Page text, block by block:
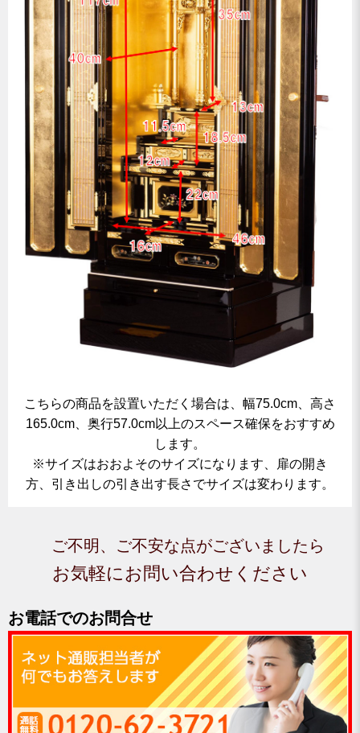
こちらの商品を設置いただく場合は、幅75.0cm、高さ
165.0cm、奥行57.0cm以上のスペース確保をおすすめ
します。
※サイズはおおよそのサイズになります、扉の開き
方、引き出しの引き出す長さでサイズは変わります。
ご不明、ご不安な点がございましたら
お気軽にお問い合わせください
お電話でのお問合せ